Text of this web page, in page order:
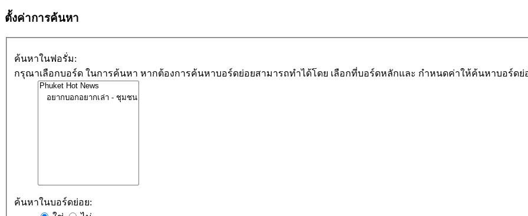
ตั้งค่าการค้นหา
ค้นหาในฟอรั่ม:
กรุณาเลือกบอร์ด ในการค้นหา หากต้องการค้นหาบอร์ดย่อยสามารถทำได้โดย เลือกที่บอร์ดหลักและ กำหนดค่าให้ค้นหาบอร์ดย่
ค้นหาในบอร์ดย่อย: